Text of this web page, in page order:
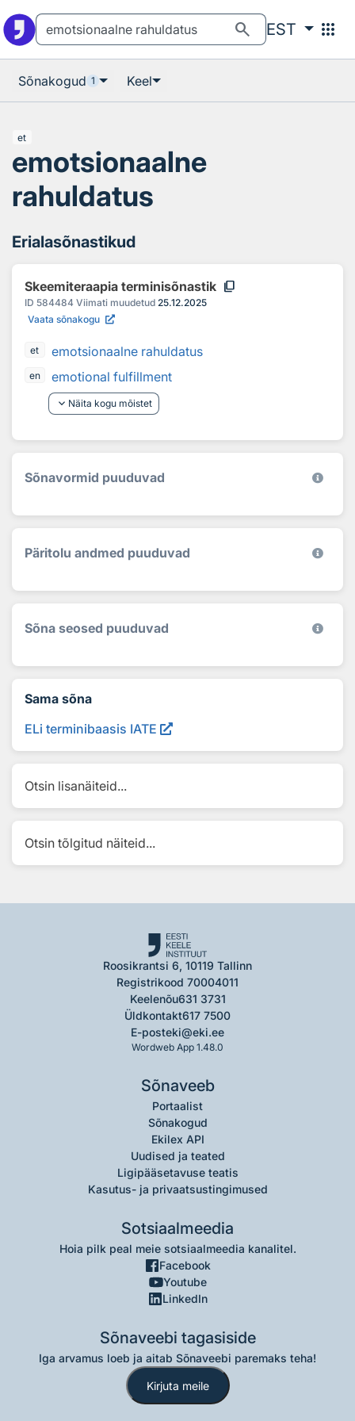
search EST apps
Sõnakogud 1 Keel
et
emotsionaalne
rahuldatus
Erialasõnastikud
Skeemiteraapia terminisõnastik content_copy
ID 584484 Viimati muudetud 25.12.2025
Vaata sõnakogu
et emotsionaalne rahuldatus
en
emotional fulfillment
keyboard_arrow_down Näita kogu mõistet
Sõnavormid puuduvad
Päritolu andmed puuduvad
Sõna seosed puuduvad
Sama sõna
ELi terminibaasis IATE
Otsin lisanäiteid...
Otsin tõlgitud näiteid...
Roosikrantsi 6, 10119 Tallinn
Registrikood 70004011
Keelenõu631 3731
Üldkontakt617 7500
E-posteki@eki.ee
Wordweb App 1.48.0
Sõnaveeb
Portaalist
Sõnakogud
Ekilex API
Uudised ja teated
Ligipääsetavuse teatis
Kasutus- ja privaatsustingimused
Sotsiaalmeedia
Hoia pilk peal meie sotsiaalmeedia kanalitel.
Facebook
Youtube
LinkedIn
Sõnaveebi tagasiside
Iga arvamus loeb ja aitab Sõnaveebi paremaks teha!
Kirjuta meile